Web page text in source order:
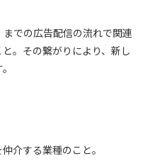
での広告配信の流れで関連
。その繋がりにより、新し
介する業種のこと。